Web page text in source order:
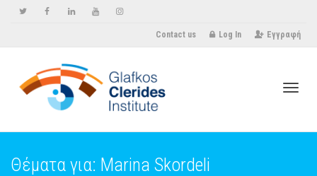
Contact us Log In Εγγραφή
Θέματα για: Marina Skordeli